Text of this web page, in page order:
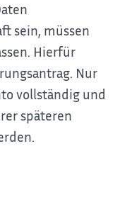
sein, müssen
Hierfür
Nur
vollständig und
späteren